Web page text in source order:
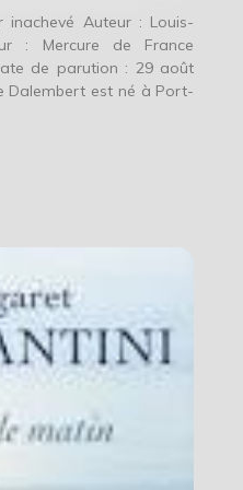
inachevé Auteur : Louis-
: Mercure de France
de parution : 29 août
Dalembert est né à Port-